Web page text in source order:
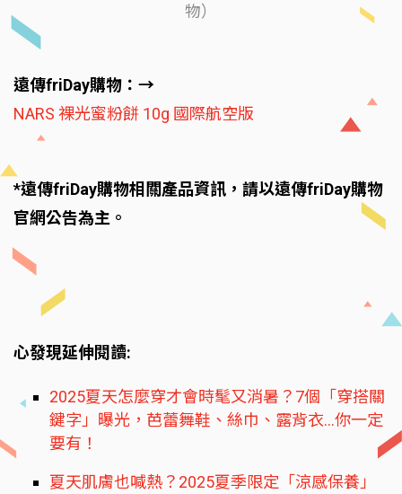
物）
遠傳friDay購物：→
NARS 裸光蜜粉餅 10g 國際航空版
*遠傳friDay購物相關產品資訊，請以遠傳friDay購物
官網公告為主。
心發現延伸閱讀:
2025夏天怎麼穿才會時髦又消暑？7個「穿搭關
鍵字」曝光，芭蕾舞鞋、絲巾、露背衣...你一定
要有！
夏天肌膚也喊熱？2025夏季限定「涼感保養」